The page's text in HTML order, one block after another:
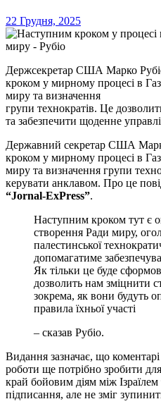
22 Грудня, 2025
Держсекретар США Марко Рубіо заявив, що наступним
кроком у мирному процесі в
миру та визначення
групи технократів. Це
та забезпечити щоденне
Державний секретар США Марко Рубіо заявив, що наступним
кроком у мирному процесі в
миру та визначення групи
керувати анклавом. Про це
“Jornal-ExPress”.
Наступним кроком тут є оголошення про
створення Ради миру,
палестинської
допомагатиме
Як тільки це буде
дозволить нам зміцнити
зокрема, як вони будуть
правила їхньої участі
– сказав Рубіо.
Видання зазначає, що
роботи ще потрібно зробити
край бойовим діям між
підписання, але не зміг